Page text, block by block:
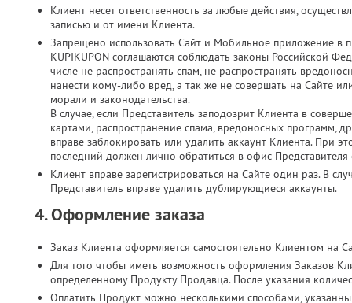
Клиент несет ответственность за любые действия,
записью и от имени Клиента.
Запрещено использовать Сайт и Мобильное приложение в
KUPIKUPON соглашаются соблюдать законы Российской
числе не распространять спам, не распространять
нанести кому-либо вред, а так же не совершать на Сайте
морали и законодательства.
В случае, если Представитель заподозрит Клиента в
картами, распространение спама, вредоносных программ,
вправе заблокировать или удалить аккаунт Клиента. При
последний должен лично обратиться в офис Представителя
Клиент вправе зарегистрироваться на Сайте один раз. В
Представитель вправе удалить дублирующиеся аккаунты.
4. Оформление заказа
Заказ Клиента оформляется самостоятельно Клиентом на
Для того чтобы иметь возможность оформления Заказов
определенному Продукту Продавца. После указания
Оплатить Продукт можно несколькими способами,